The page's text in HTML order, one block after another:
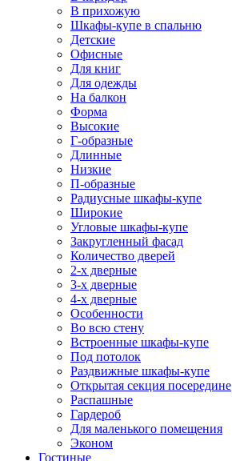
В прихожую
Шкафы-купе в спальню
Детские
Офисные
Для книг
Для одежды
На балкон
Форма
Высокие
Г-образные
Длинные
Низкие
П-образные
Радиусные шкафы-купе
Широкие
Угловые шкафы-купе
Закругленный фасад
Количество дверей
2-х дверные
3-х дверные
4-х дверные
Особенности
Во всю стену
Встроенные шкафы-купе
Под потолок
Раздвижные шкафы-купе
Открытая секция посередине
Распашные
Гардероб
Для маленького помещения
Эконом
Гостиные